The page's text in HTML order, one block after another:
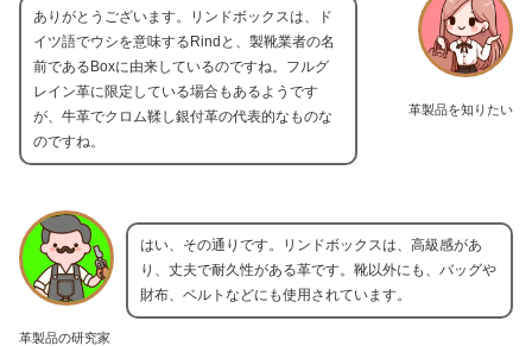
革製品を知りたい
ありがとうございます。リンドボックスは、ド
イツ語でウシを意味するRindと、製靴業者の名
前であるBoxに由来しているのですね。フルグ
レイン革に限定している場合もあるようです
が、牛革でクロム鞣し銀付革の代表的なものな
のですね。
革製品の研究家
はい、その通りです。リンドボックスは、高級感があ
り、丈夫で耐久性がある革です。靴以外にも、バッグや
財布、ベルトなどにも使用されています。